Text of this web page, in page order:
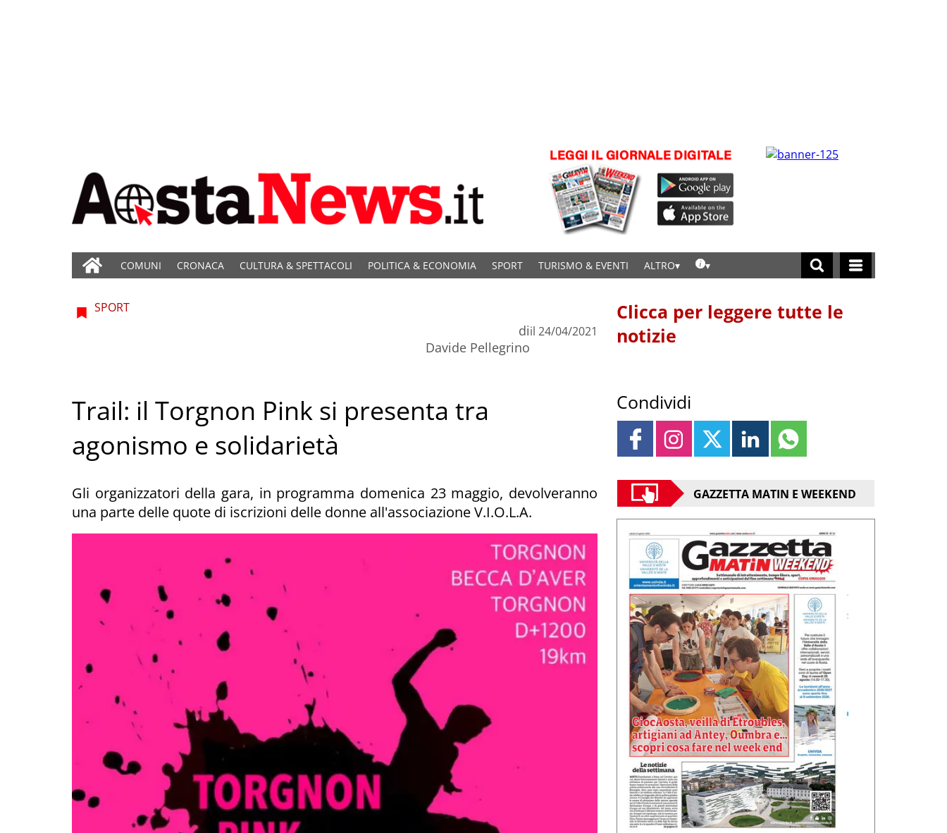
COMUNI CRONACA CULTURA & SPETTACOLI POLITICA & ECONOMIA SPORT TURISMO & EVENTI ALTRO
SPORT
di
Davide Pellegrino
il 24/04/2021
Trail: il Torgnon Pink si presenta tra
agonismo e solidarietà
Gli organizzatori della gara, in programma domenica 23 maggio, devolveranno
una parte delle quote di iscrizioni delle donne all'associazione V.I.O.L.A.
Clicca per leggere tutte le
notizie
Condividi
GAZZETTA MATIN E WEEKEND